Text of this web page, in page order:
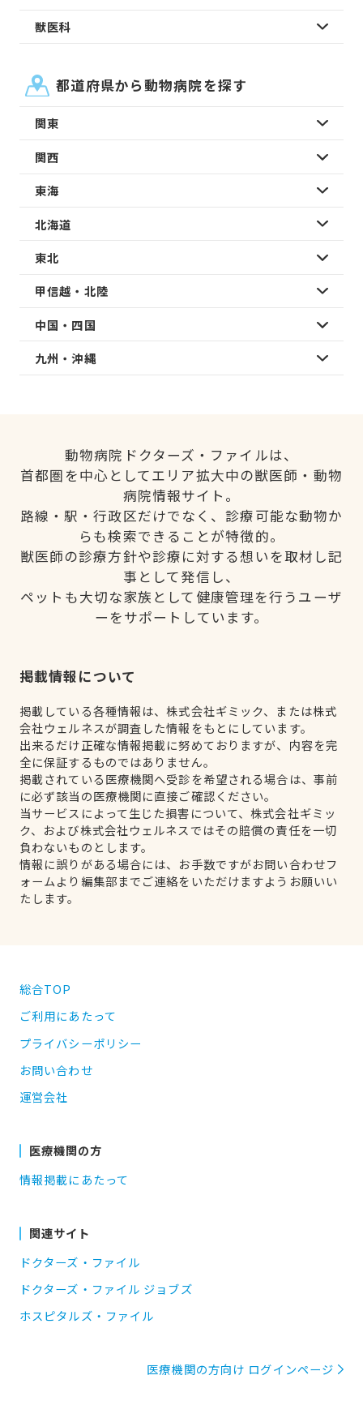
獣医科
都道府県から動物病院を探す
関東
関西
東海
北海道
東北
甲信越・北陸
中国・四国
九州・沖縄
動物病院ドクターズ・ファイルは、
首都圏を中心としてエリア拡大中の獣医師・動物
病院情報サイト。
路線・駅・行政区だけでなく、診療可能な動物か
らも検索できることが特徴的。
獣医師の診療方針や診療に対する想いを取材し記
事として発信し、
ペットも大切な家族として健康管理を行うユーザ
ーをサポートしています。
掲載情報について
掲載している各種情報は、株式会社ギミック、または株式
会社ウェルネスが調査した情報をもとにしています。
出来るだけ正確な情報掲載に努めておりますが、内容を完
全に保証するものではありません。
掲載されている医療機関へ受診を希望される場合は、事前
に必ず該当の医療機関に直接ご確認ください。
当サービスによって生じた損害について、株式会社ギミッ
ク、および株式会社ウェルネスではその賠償の責任を一切
負わないものとします。
情報に誤りがある場合には、お手数ですがお問い合わせフ
ォームより編集部までご連絡をいただけますようお願いい
たします。
総合TOP
ご利用にあたって
プライバシーポリシー
お問い合わせ
運営会社
医療機関の方
情報掲載にあたって
関連サイト
ドクターズ・ファイル
ドクターズ・ファイル ジョブズ
ホスピタルズ・ファイル
医療機関の方向け ログインページ